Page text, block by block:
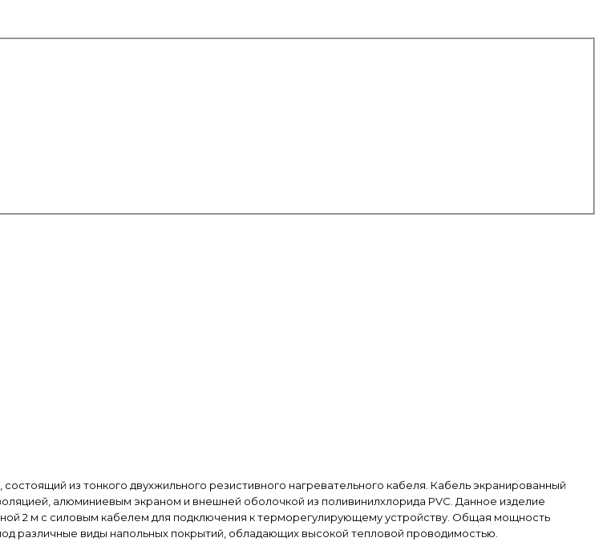
из тонкого двухжильного резистивного нагревательного кабеля. Кабель экранированный
алюминиевым экраном и внешней оболочкой из поливинилхлорида PVC. Данное изделие
2 м с силовым кабелем для подключения к терморегулирующему устройству. Общая мощность
различные виды напольных покрытий, обладающих высокой тепловой проводимостью.